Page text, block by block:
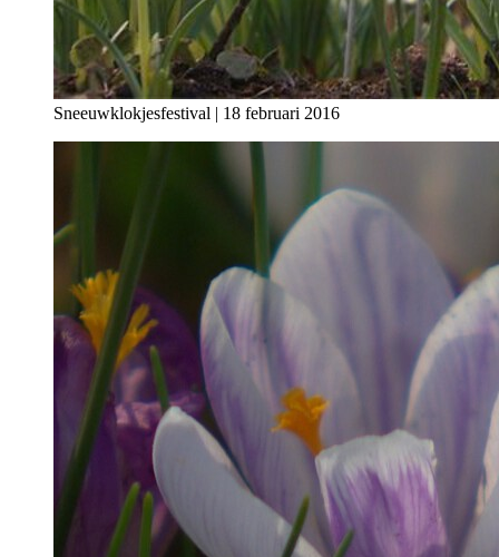
Sneeuwklokjesfestival | 18 februari 2016